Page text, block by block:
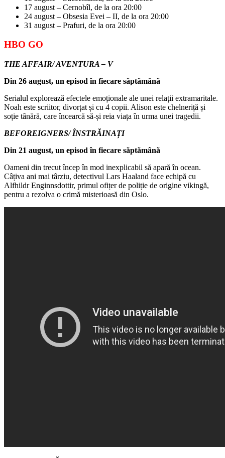
17 august – Cernobîl, de la ora 20:00
24 august – Obsesia Evei – II, de la ora 20:00
31 august – Prafuri, de la ora 20:00
HBO GO
THE AFFAIR/ AVENTURA – V
Din 26 august, un episod în fiecare săptămână
Serialul explorează efectele emoționale ale unei relații extramaritale.
Noah este scriitor, divorțat și cu 4 copii. Alison este chelneriță și
soție tânără, care încearcă să-și reia viața în urma unei tragedii.
BEFOREIGNERS/ ÎNSTRĂINAȚI
Din 21 august, un episod în fiecare săptămână
Oameni din trecut încep în mod inexplicabil să apară în ocean.
Câțiva ani mai târziu, detectivul Lars Haaland face echipă cu
Alfhildr Enginnsdottir, primul ofițer de poliție de origine vikingă,
pentru a rezolva o crimă misterioasă din Oslo.